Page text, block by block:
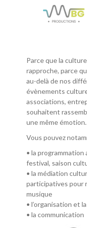
Parce que la
rapproche, parce
au-delà de nos
évènements
associations,
souhaitent
une même émotion.
Vous pouvez
• la
festival, saison
• la médiation
participatives pour
musique
• l’organisation et
• la communication